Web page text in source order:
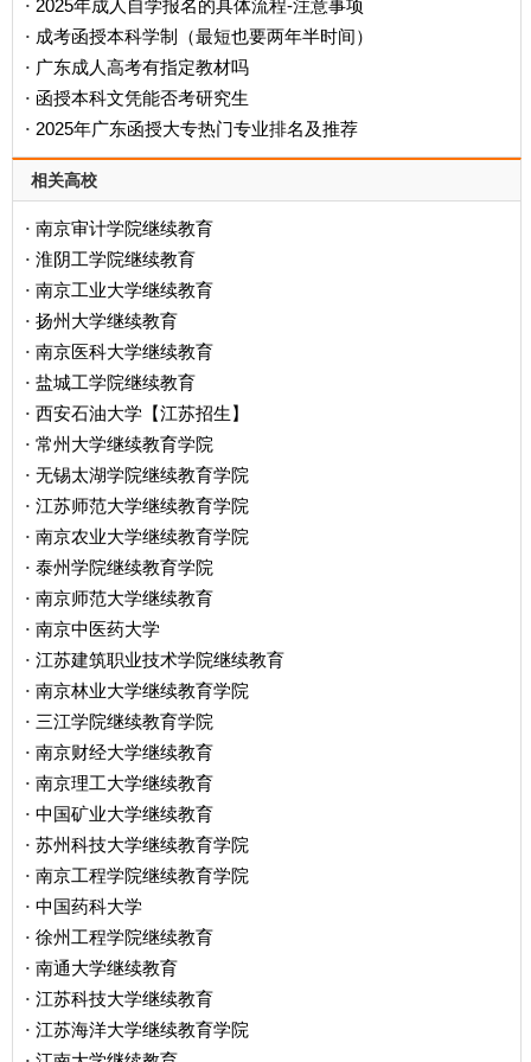
· 2025年成人自学报名的具体流程-注意事项
· 成考函授本科学制（最短也要两年半时间）
· 广东成人高考有指定教材吗
· 函授本科文凭能否考研究生
· 2025年广东函授大专热门专业排名及推荐
相关高校
· 南京审计学院继续教育
· 淮阴工学院继续教育
· 南京工业大学继续教育
· 扬州大学继续教育
· 南京医科大学继续教育
· 盐城工学院继续教育
· 西安石油大学【江苏招生】
· 常州大学继续教育学院
· 无锡太湖学院继续教育学院
· 江苏师范大学继续教育学院
· 南京农业大学继续教育学院
· 泰州学院继续教育学院
· 南京师范大学继续教育
· 南京中医药大学
· 江苏建筑职业技术学院继续教育
· 南京林业大学继续教育学院
· 三江学院继续教育学院
· 南京财经大学继续教育
· 南京理工大学继续教育
· 中国矿业大学继续教育
· 苏州科技大学继续教育学院
· 南京工程学院继续教育学院
· 中国药科大学
· 徐州工程学院继续教育
· 南通大学继续教育
· 江苏科技大学继续教育
· 江苏海洋大学继续教育学院